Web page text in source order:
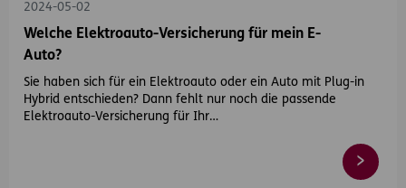
2024-05-02
Welche Elektroauto-Versicherung für mein E-
Auto?
Sie haben sich für ein Elektroauto oder ein Auto mit Plug-in
Hybrid entschieden? Dann fehlt nur noch die passende
Elektroauto-Versicherung für Ihr…